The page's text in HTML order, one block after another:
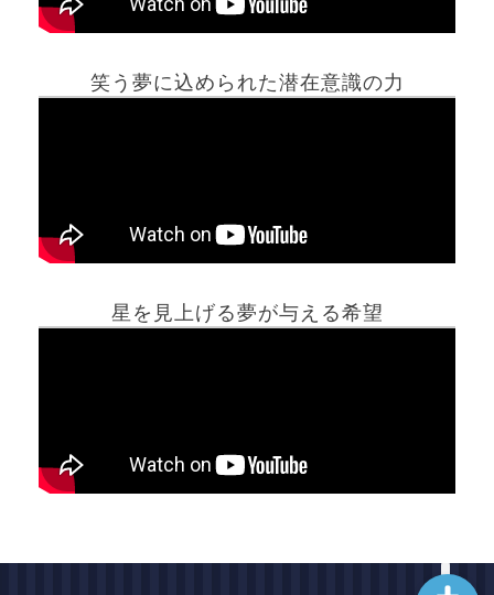
笑う夢に込められた潜在意識の力
星を見上げる夢が与える希望
ホーム
最新記事動画